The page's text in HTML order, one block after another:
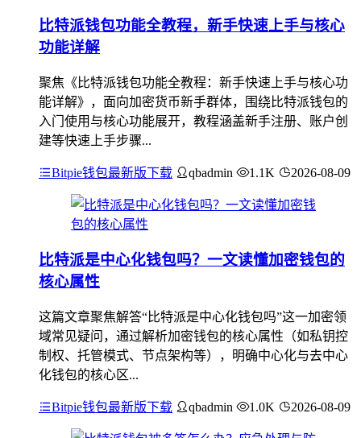
比特派钱包功能全教程，新手快速上手与核心
功能详解
聚焦《比特派钱包功能全教程：新手快速上手与核心功
能详解》，面向加密货币新手群体，围绕比特派钱包的
入门使用与核心功能展开，教程涵盖新手注册、账户创
建等快速上手步骤...
Bitpie钱包最新版下载 qbadmin 1.1K 2026-08-09
比特派是中心化钱包吗？一文读懂加密钱包的
核心属性
这篇文章聚焦解答“比特派是中心化钱包吗”这一加密领
域常见疑问，通过解析加密钱包的核心属性（如私钥控
制权、托管模式、节点架构等），明确中心化与去中心
化钱包的核心区...
Bitpie钱包最新版下载 qbadmin 1.0K 2026-08-09